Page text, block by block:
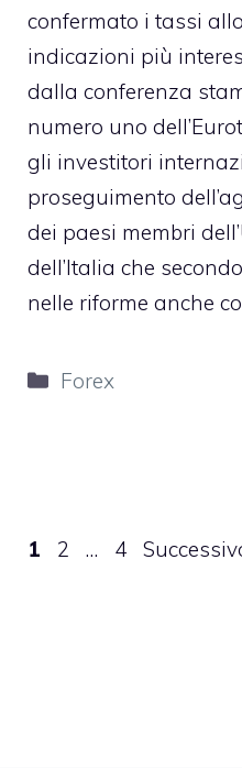
confermato i tassi
indicazioni più
dalla conferenza
numero uno
gli investitori
proseguimento
dei paesi membri
dell’Italia che
nelle riforme anche
Categorie
Forex
Pagina
1 Pagina
2 … Pagina
4